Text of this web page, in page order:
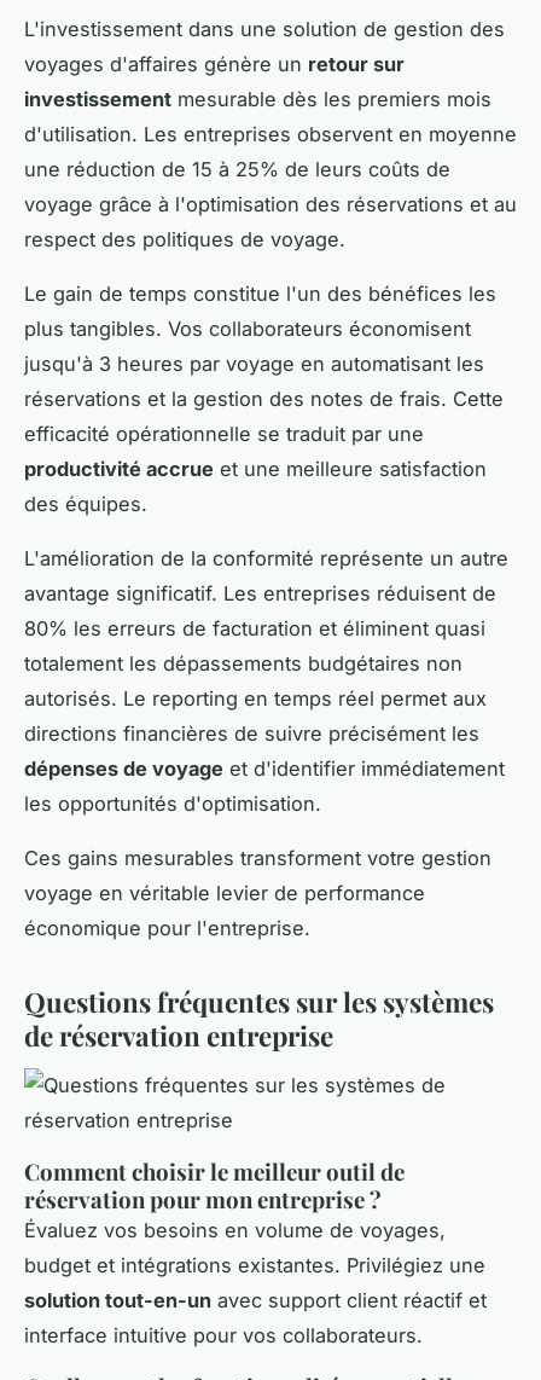
L'investissement dans une solution de gestion des
voyages d'affaires génère un retour sur
investissement mesurable dès les premiers mois
d'utilisation. Les entreprises observent en moyenne
une réduction de 15 à 25% de leurs coûts de
voyage grâce à l'optimisation des réservations et au
respect des politiques de voyage.
Le gain de temps constitue l'un des bénéfices les
plus tangibles. Vos collaborateurs économisent
jusqu'à 3 heures par voyage en automatisant les
réservations et la gestion des notes de frais. Cette
efficacité opérationnelle se traduit par une
productivité accrue et une meilleure satisfaction
des équipes.
L'amélioration de la conformité représente un autre
avantage significatif. Les entreprises réduisent de
80% les erreurs de facturation et éliminent quasi
totalement les dépassements budgétaires non
autorisés. Le reporting en temps réel permet aux
directions financières de suivre précisément les
dépenses de voyage et d'identifier immédiatement
les opportunités d'optimisation.
Ces gains mesurables transforment votre gestion
voyage en véritable levier de performance
économique pour l'entreprise.
Questions fréquentes sur les systèmes
de réservation entreprise
Comment choisir le meilleur outil de
réservation pour mon entreprise ?
Évaluez vos besoins en volume de voyages,
budget et intégrations existantes. Privilégiez une
solution tout-en-un avec support client réactif et
interface intuitive pour vos collaborateurs.